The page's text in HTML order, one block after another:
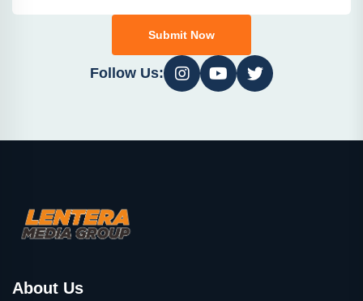
Submit Now
Follow Us:
About Us